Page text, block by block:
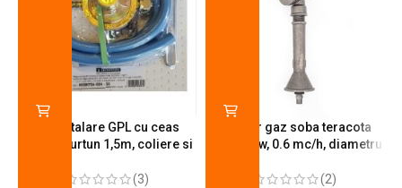
Kit instalare GPL cu ceas
butelie, furtun 1,5m, coliere si
(3)
Arzator gaz soba teracota
A600, 6 kw, 0.6 mc/h, diametru
(2)